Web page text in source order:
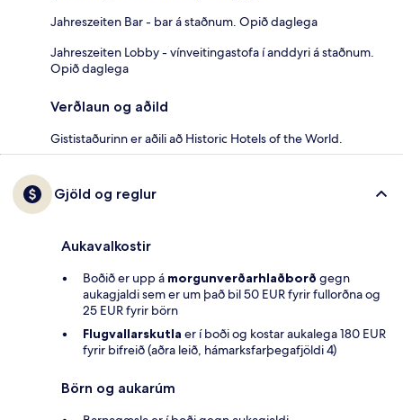
Jahreszeiten Bar - bar á staðnum. Opið daglega
Jahreszeiten Lobby - vínveitingastofa í anddyri á staðnum.
Opið daglega
Verðlaun og aðild
Gististaðurinn er aðili að Historic Hotels of the World.
Gjöld og reglur
Aukavalkostir
Boðið er upp á morgunverðarhlaðborð gegn
aukagjaldi sem er um það bil 50 EUR fyrir fullorðna og
25 EUR fyrir börn
Flugvallarskutla er í boði og kostar aukalega 180 EUR
fyrir bifreið (aðra leið, hámarksfarþegafjöldi 4)
Börn og aukarúm